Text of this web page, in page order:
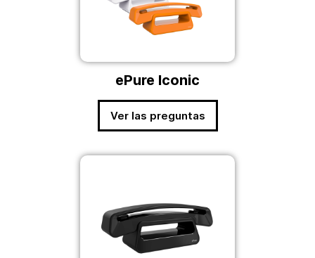
ePure Iconic
Ver las preguntas